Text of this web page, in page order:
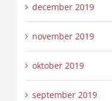
december 2019
november 2019
oktober 2019
september 2019